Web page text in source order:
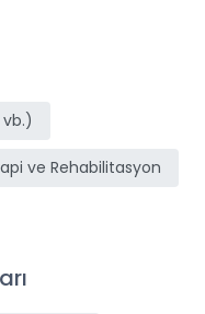
ve Rehabilitasyon